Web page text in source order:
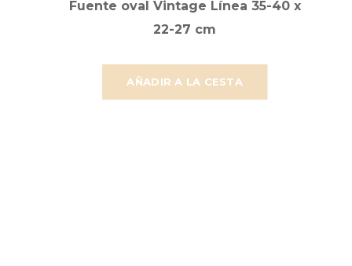
AÑADIR A LA CESTA
Fuente oval Vintage Línea 35-40 x
22-27 cm